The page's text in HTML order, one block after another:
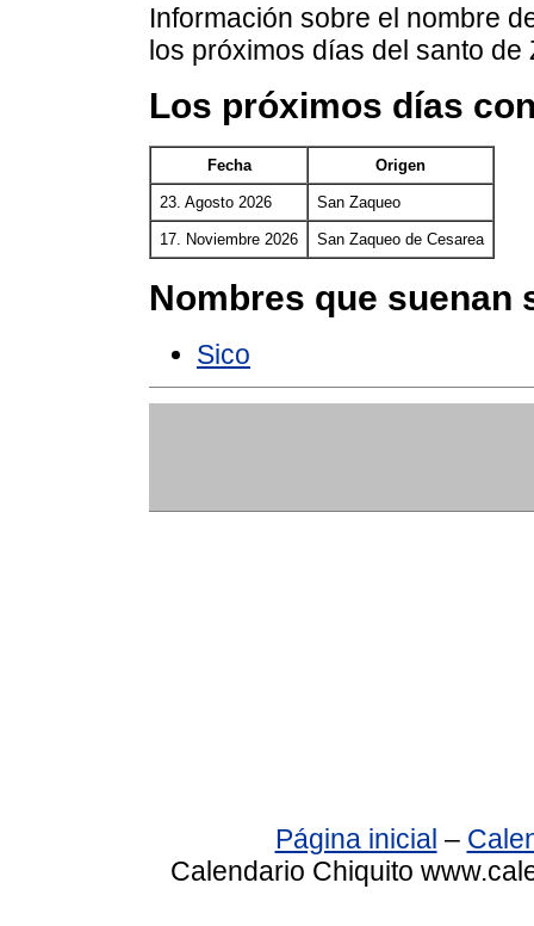
Información sobre el nombre
los próximos días del santo de
Los próximos días
Fecha Origen
23. Agosto 2026 San Zaqueo
17. Noviembre 2026 San Zaqueo de Cesarea
Nombres que suenan
Sico
Página inicial –
Calendario Chiquito